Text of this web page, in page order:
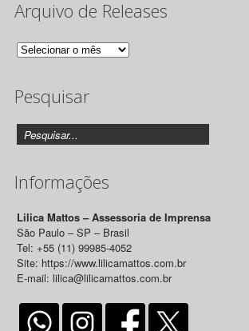
Arquivo de Releases
Arquivo
Releases
Pesquisar
Informações
Lilica Mattos – Assessoria de Imprensa
São Paulo – SP – Brasil
Tel: +55 (11) 99985-4052
Site: https://www.lilicamattos.com.br
E-mail: lilica@lilicamattos.com.br